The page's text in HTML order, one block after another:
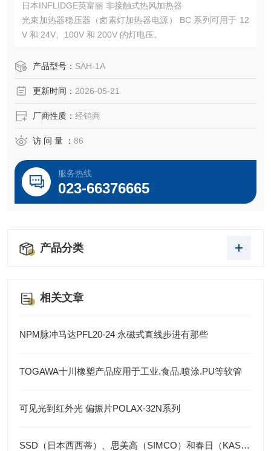
日本INFLIDGE英富丽 非接触式热风加热器
光束加热器稳压器（卤素灯加热器电源） BC 系列可用于 12
V 和 24V、100V 和 200V 的灯电压。
产品型号： SAH-1A
更新时间： 2026-05-21
厂商性质： 经销商
访 问 量 ： 86
服务热线
023-66376665
产品分类
相关文章
NPM脉冲马达PFL20-24 永磁式直线步进有那些
TOGAWA十川橡塑产品应用于工业.食品.喷涂.PU等软管
可见光到红外光 偏振片POLAX-32N系列
SSD（日本西西蒂）、思美高（SIMCO）和春日（KASUGA）三个品牌的防静电产品